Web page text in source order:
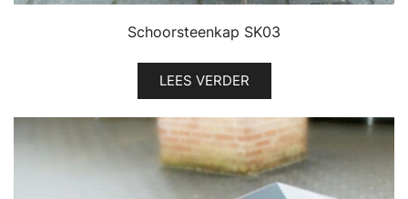
Schoorsteenkap SK03
LEES VERDER